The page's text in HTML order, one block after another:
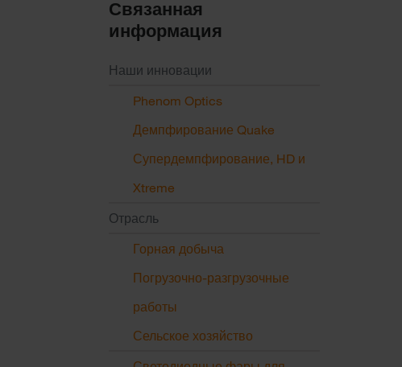
Связанная
информация
Наши инновации
Phenom Optics
Демпфирование Quake
Супердемпфирование, HD и
Xtreme
Отрасль
Горная добыча
Погрузочно-разгрузочные
работы
Сельское хозяйство